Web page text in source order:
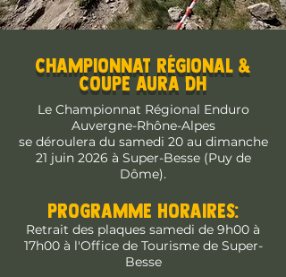
CHAMPIONNAT RÉGIONAL &
COUPE AURA DH
Le Championnat Régional Enduro
Auvergne-Rhône-Alpes
se déroulera du samedi 20 au dimanche
21 juin 2026 à Super-Besse (Puy de
Dôme).
PROGRAMME horaires:
Retrait des plaques samedi de 9h00 à
17h00 à l'Office de Tourisme de Super-
Besse